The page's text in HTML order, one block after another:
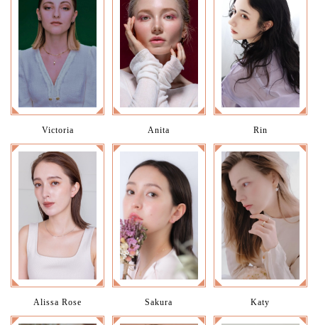
Victoria Anita Rin
Alissa Rose Sakura Katy